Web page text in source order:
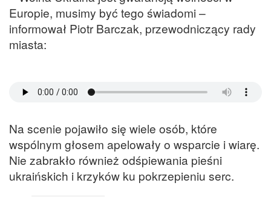
Europie, musimy być tego świadomi –
informował Piotr Barczak, przewodniczący rady
miasta:
Na scenie pojawiło się wiele osób, które
wspólnym głosem apelowały o wsparcie i wiarę.
Nie zabrakło również odśpiewania pieśni
ukraińskich i krzyków ku pokrzepieniu serc.